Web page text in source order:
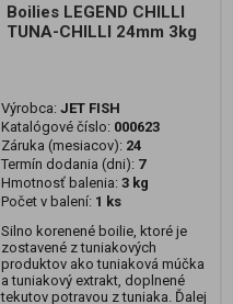
Boilies LEGEND CHILLI
TUNA-CHILLI 24mm 3kg
Výrobca: JET FISH
Katalógové číslo: 000623
Záruka (mesiacov): 24
Termín dodania (dni): 7
Hmotnosť balenia: 3 kg
Počet v balení: 1 ks
Silno korenené boilie, ktoré je
zostavené z tuniakových
produktov ako tuniaková múčka
a tuniakový extrakt, doplnené
tekutov potravou z tuniaka. Ďalej